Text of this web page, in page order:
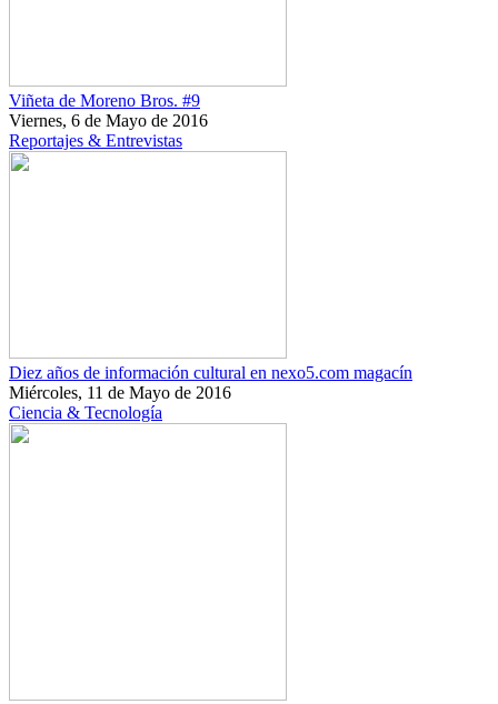
Viñeta de Moreno Bros. #9
Viernes, 6 de Mayo de 2016
Reportajes & Entrevistas
Diez años de información cultural en nexo5.com magacín
Miércoles, 11 de Mayo de 2016
Ciencia & Tecnología